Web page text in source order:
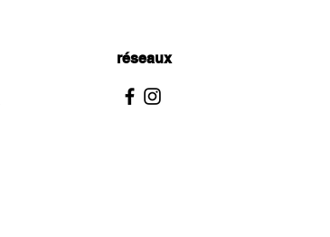
réseaux